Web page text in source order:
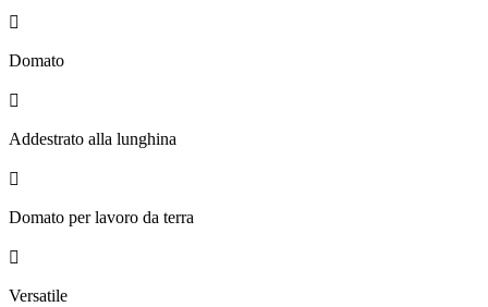

Domato

Addestrato alla lunghina

Domato per lavoro da terra

Versatile